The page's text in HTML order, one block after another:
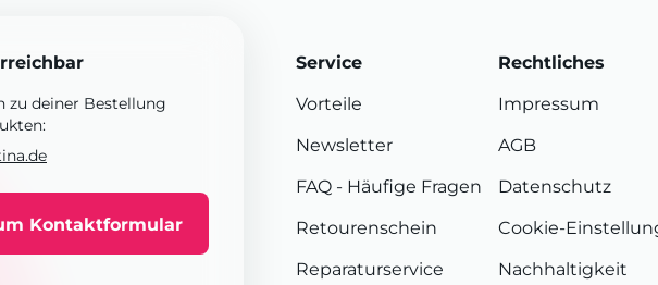
zu deiner Bestellung
Kontaktformular
Service
Vorteile
Newsletter
FAQ - Häufige Fragen
Retourenschein
Reparaturservice
Rechtliches
Impressum
AGB
Datenschutz
Cookie-
Nachhaltigkeit